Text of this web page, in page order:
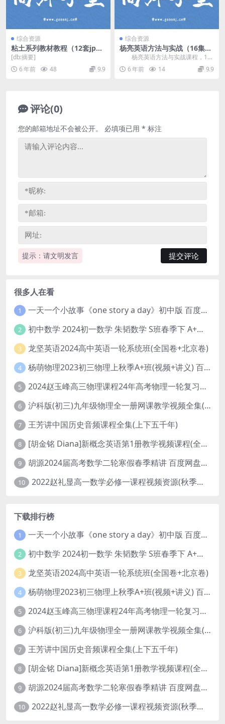
综合资源
粘土系列教材教程（12套jp
g）百度网盘
[db:摘要]
6 年前
48 9.9
综合资源
杨亮英语方法与实战（16集视
频+2个讲义）百度网盘
杨亮英语方法与实战课程，16
集视频+2个讲义百度网盘资源。
资源目录 实...
6 年前 14 9.9
评论(0)
提示：请文明发言
您的邮箱地址不会被公开。 必填项已用 * 标注
很多人在看
1 一天一个小故事《one story a day》初中版 百度网盘分享下载
2 初中数学 2024初一数学 朱韬数学 S班春季下 A+班春季下 百度云网盘
3 龙坚英语2024高中英语一轮系统班(全国卷+北京卷)
4 杨萌物理2023初三物理上秋季A+班(视频+讲义) 百度网盘分享
5 2024赵玉峰高三物理课程24年高考物理一轮复习网课教程
6 沪科版(初三)九年级物理全一册网课教学视频全集(录播版 杜春雨 66讲)
7 王芳讲中国历史音频课程全集(上下五千年)
8 [胡金铭 Diana]新概念英语第1册教学视频课程(全集 百度网盘下载)
9 胡源2024届高考数学二轮寒假春季精讲 百度网盘分享
10 2022赵礼显高一数学必修一课程视频资源(秋季班 含讲义)百度网盘云
下载排行榜
1 一天一个小故事《one story a day》初中版 百度网盘分享下载
2 初中数学 2024初一数学 朱韬数学 S班春季下 A+班春季下 百度云网盘
3 龙坚英语2024高中英语一轮系统班(全国卷+北京卷)
4 杨萌物理2023初三物理上秋季A+班(视频+讲义) 百度网盘分享
5 2024赵玉峰高三物理课程24年高考物理一轮复习网课教程
6 沪科版(初三)九年级物理全一册网课教学视频全集(录播版 杜春雨 66讲)
7 王芳讲中国历史音频课程全集(上下五千年)
8 [胡金铭 Diana]新概念英语第1册教学视频课程(全集 百度网盘下载)
9 胡源2024届高考数学二轮寒假春季精讲 百度网盘分享
10 2022赵礼显高一数学必修一课程视频资源(秋季班 含讲义)百度网盘云